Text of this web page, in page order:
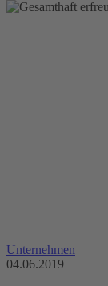
Unternehmen
04.06.2019